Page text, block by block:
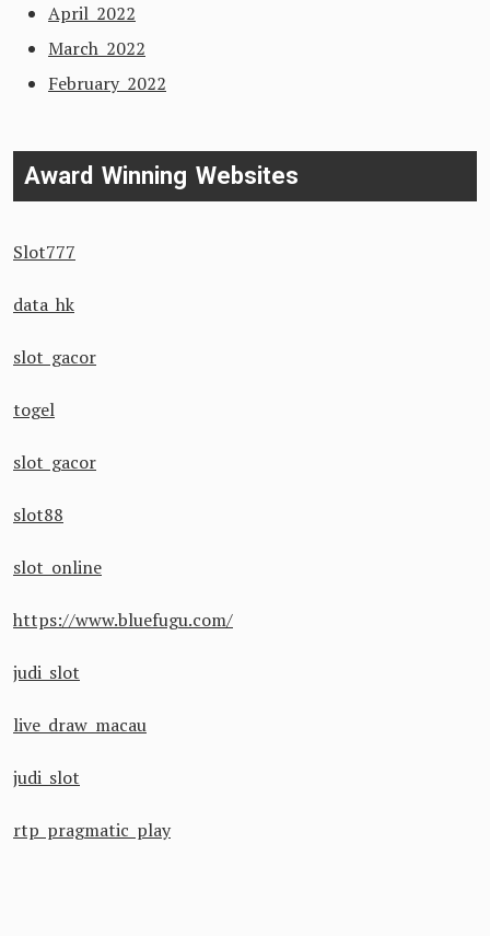
April 2022
March 2022
February 2022
Award Winning Websites
Slot777
data hk
slot gacor
togel
slot gacor
slot88
slot online
https://www.bluefugu.com/
judi slot
live draw macau
judi slot
rtp pragmatic play